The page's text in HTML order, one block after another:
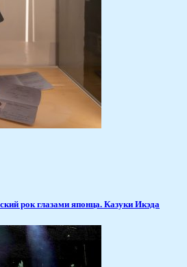
рок глазами японца. Казуки Икэда